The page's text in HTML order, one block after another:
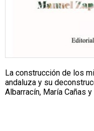
La construcción de los
andaluza y su
Albarracín, María Cañas